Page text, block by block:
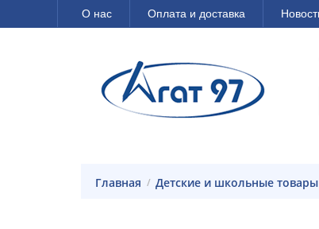
О нас Оплата и доставка
Главная Детские и школьные товары